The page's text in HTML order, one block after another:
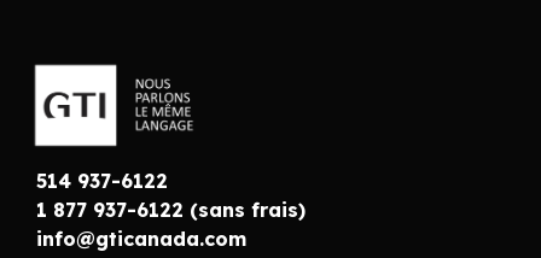
514 937-6122
1 877 937-6122 (sans frais)
info@gticanada.com